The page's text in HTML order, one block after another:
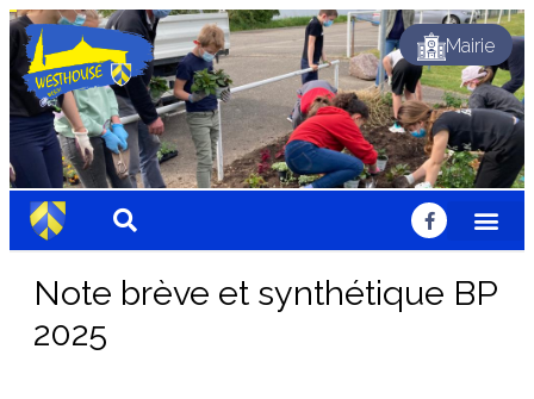
Mairie
Dynamique
Fleuri
Solidaire
Traditionnel
Festif
Sportif
Chaleureux
Accueillant
Nature
Dynamique
Fleuri
Solidaire
Traditionnel
Festif
Sportif
Chaleureux
Accueillant
Nature
Dynamique
Fleuri
Solidaire
Traditionnel
Festif
Sportif
Chaleureux
Accueillant
Nature
Note brève et synthétique BP
2025